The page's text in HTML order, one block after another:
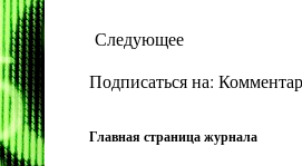
Следующее
Подписаться на:
Главная страница журнала